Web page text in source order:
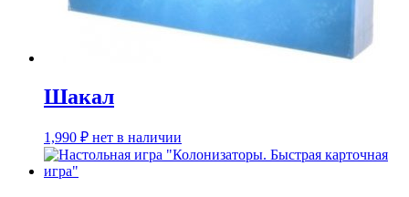
Шакал
1,990 ₽ нет в наличии